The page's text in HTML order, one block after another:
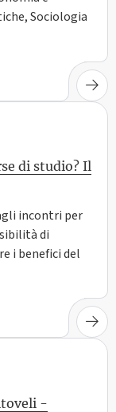
Sociologia
di studio? Il
incontri per
di
i benefici del
-